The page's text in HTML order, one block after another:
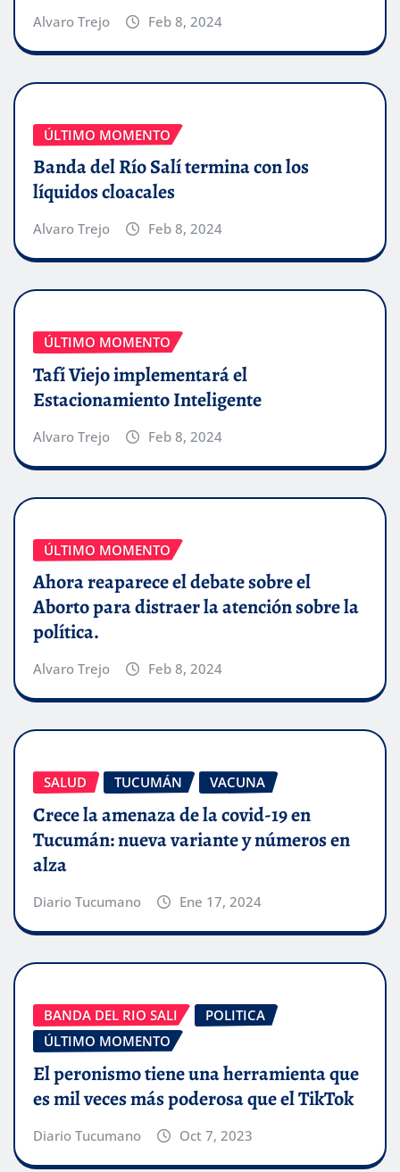
Alvaro Trejo Feb 8, 2024
ÚLTIMO MOMENTO
Banda del Río Salí termina con los
líquidos cloacales
Alvaro Trejo Feb 8, 2024
ÚLTIMO MOMENTO
Tafí Viejo implementará el
Estacionamiento Inteligente
Alvaro Trejo Feb 8, 2024
ÚLTIMO MOMENTO
Ahora reaparece el debate sobre el
Aborto para distraer la atención sobre la
política.
Alvaro Trejo Feb 8, 2024
SALUD TUCUMÁN VACUNA
Crece la amenaza de la covid-19 en
Tucumán: nueva variante y números en
alza
Diario Tucumano Ene 17, 2024
BANDA DEL RIO SALI
POLITICA
ÚLTIMO MOMENTO
El peronismo tiene una herramienta que
es mil veces más poderosa que el TikTok
Diario Tucumano Oct 7, 2023